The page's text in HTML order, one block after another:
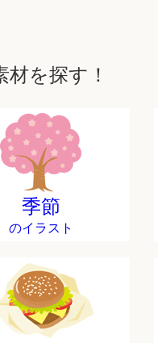
を探す！
季節
のイラスト